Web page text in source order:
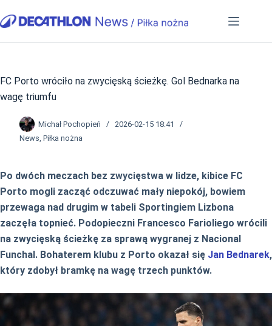
do
FC Porto wróciło na zwycięską ścieżkę. Gol Bednarka na
wagę triumfu
Michał Pochopień
2026-02-15 18:41
News, Piłka nożna
Po dwóch meczach bez zwycięstwa w lidze, kibice FC
Porto mogli zacząć odczuwać mały niepokój, bowiem
przewaga nad drugim w tabeli Sportingiem Lizbona
zaczęła topnieć. Podopieczni Francesco Farioliego wrócili
na zwycięską ścieżkę za sprawą wygranej z Nacional
Funchal. Bohaterem klubu z Porto okazał się Jan Bednarek,
który zdobył bramkę na wagę trzech punktów.